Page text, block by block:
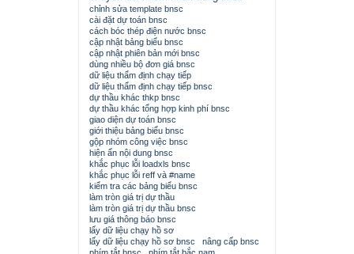
chỉnh sửa template bnsc
cài đặt dự toán bnsc
cách bóc thép điện nước bnsc
cập nhật bảng biểu bnsc
cập nhật phiên bản mới bnsc
dùng nhiều bộ đơn giá bnsc
dữ liệu thẩm định chạy tiếp
dữ liệu thẩm định chạy tiếp bnsc
dự thầu khác thkp bnsc
dự thầu khác tổng hợp kinh phí bnsc
giao diện dự toán bnsc
giới thiệu bảng biểu bnsc
gộp nhóm công việc bnsc
hiện ẩn nội dung bnsc
khắc phục lỗi loadxls bnsc
khắc phục lỗi reff và #name
kiểm tra các bảng biểu bnsc
làm tròn giá trị dự thầu
làm tròn giá trị dự thầu bnsc
lưu giá thông báo bnsc
lấy dữ liệu chạy hồ sơ
lấy dữ liệu chạy hồ sơ bnsc
nâng cấp bnsc